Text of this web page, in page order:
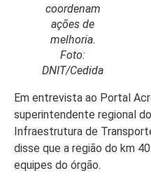
Política
Economia
Atos
Blogs e
Colunas
Especiais
coordenam
ações de
melhoria.
Foto:
DNIT/Cedida
Em entrevista ao Portal
superintendente regional
Infraestrutura de
disse que a região do km
equipes do órgão.